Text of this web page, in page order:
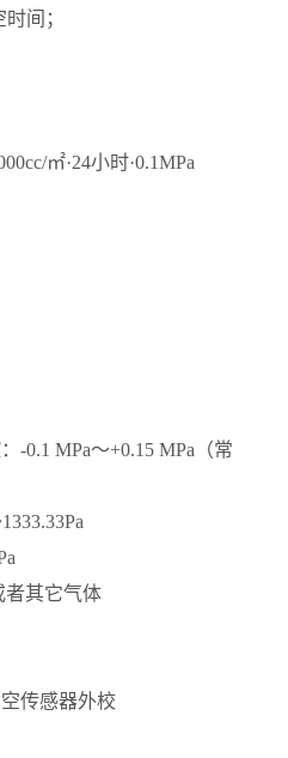
间；
㎡·24小时·0.1MPa
-0.1 MPa～+0.15 MPa（常
者其它气体
传感器外校